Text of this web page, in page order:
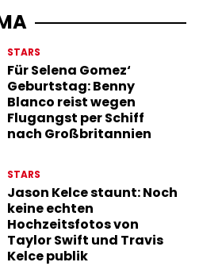
STARS
Für Selena Gomez‘
Geburtstag: Benny
Blanco reist wegen
Flugangst per Schiff
nach Großbritannien
STARS
Jason Kelce staunt: Noch
keine echten
Hochzeitsfotos von
Taylor Swift und Travis
Kelce publik